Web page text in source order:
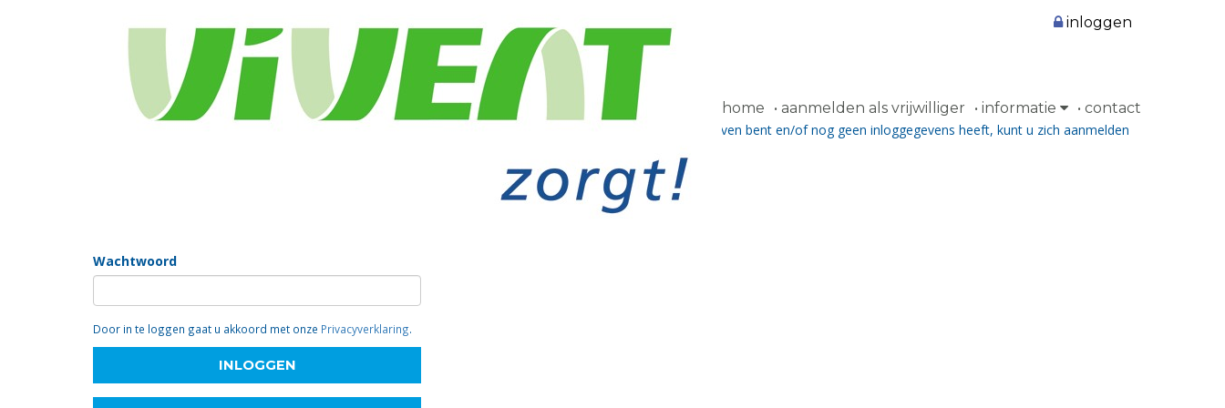
home aanmelden als vrijwilliger informatie contact
inloggen
Inloggen
Om in te loggen moet u ingeschreven zijn en een wachtwoord ontvangen hebben. Als u nog niet ingeschreven bent en/of nog geen inloggegevens heeft, kunt u zich aanmelden
Wachtwoord
Door in te loggen gaat u akkoord met onze Privacyverklaring.
INLOGGEN